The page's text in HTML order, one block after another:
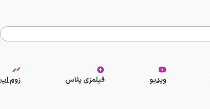
ویدیو فیلمزی پلاس زوم اپ